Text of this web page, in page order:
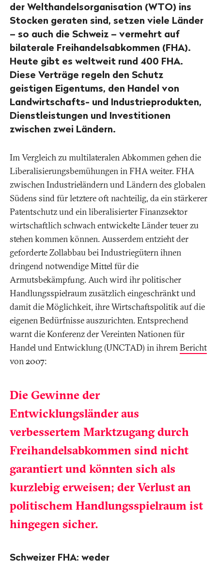
der Welthandelsorganisation (WTO) ins
Stocken geraten sind, setzen viele Länder
– so auch die Schweiz – vermehrt auf
bilaterale Freihandelsabkommen (FHA).
Heute gibt es weltweit rund 400 FHA.
Diese Verträge regeln den Schutz
geistigen Eigentums, den Handel von
Landwirtschafts- und Industrieprodukten,
Dienstleistungen und Investitionen
zwischen zwei Ländern.
Im Vergleich zu multilateralen Abkommen gehen die
Liberalisierungsbemühungen in FHA weiter. FHA
zwischen Industrieländern und Ländern des globalen
Südens sind für letztere oft nachteilig, da ein stärkerer
Patentschutz und ein liberalisierter Finanzsektor
wirtschaftlich schwach entwickelte Länder teuer zu
stehen kommen können. Ausserdem entzieht der
geforderte Zollabbau bei Industriegütern ihnen
dringend notwendige Mittel für die
Armutsbekämpfung. Auch wird ihr politischer
Handlungsspielraum zusätzlich eingeschränkt und
damit die Möglichkeit, ihre Wirtschaftspolitik auf die
eigenen Bedürfnisse auszurichten. Entsprechend
warnt die Konferenz der Vereinten Nationen für
Handel und Entwicklung (UNCTAD) in ihremBericht
von 2007:
Die Gewinne der
Entwicklungsländer aus
verbessertem Marktzugang durch
Freihandelsabkommen sind nicht
garantiert und könnten sich als
kurzlebig erweisen; der Verlust an
politischem Handlungsspielraum ist
hingegen sicher.
Schweizer FHA: weder